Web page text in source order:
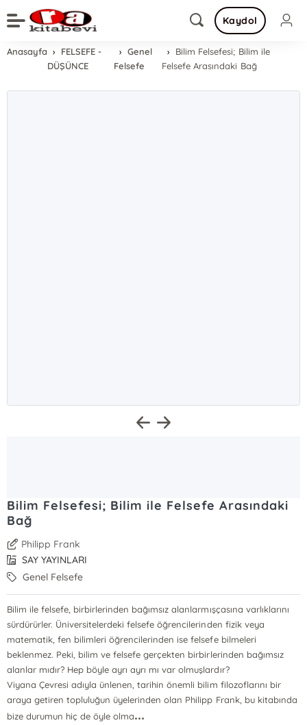
Kaydol
Anasayfa
FELSEFE -
DÜŞÜNCE
Genel
Felsefe
Bilim Felsefesi; Bilim ile
Felsefe Arasındaki Bağ
Bilim Felsefesi; Bilim ile Felsefe Arasındaki
Bağ
Philipp Frank
SAY YAYINLARI
Genel Felsefe
Bilim ile felsefe, birbirlerinden bağımsız alanlarmışçasına varlıklarını
sürdürürler. Üniversitelerdeki felsefe öğrencilerinden fizik veya
matematik, fen bilimleri öğrencilerinden ise felsefe bilmeleri
beklenmez. Peki, bilim ve felsefe gerçekten birbirlerinden bağımsız
alanlar mıdır? Hep böyle ayrı ayrı mı var olmuşlardır?
Viyana Çevresi adıyla ünlenen, tarihin önemli bilim filozoflarını bir
araya getiren topluluğun üyelerinden olan Philipp Frank, bu kitabında
bize durumun hiç de öyle olma...